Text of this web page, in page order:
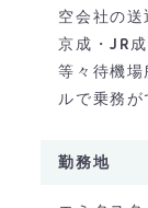
空会社の
京成・JR
等々待機
ルで乗務が
勤務地